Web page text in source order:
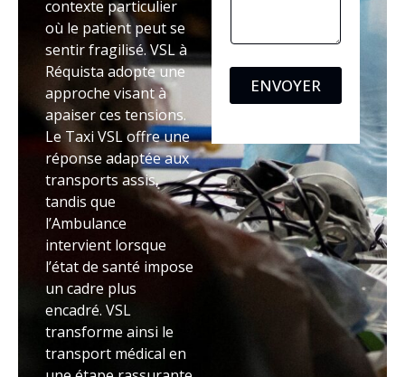
contexte particulier
où le patient peut se
sentir fragilisé. VSL à
Réquista adopte une
approche visant à
apaiser ces tensions.
Le Taxi VSL offre une
réponse adaptée aux
transports assis,
tandis que
l’Ambulance
intervient lorsque
l’état de santé impose
un cadre plus
encadré. VSL
transforme ainsi le
transport médical en
ENVOYER